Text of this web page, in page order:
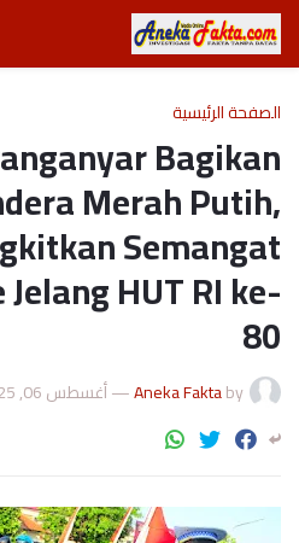
الصفحة الرئيسية
Bagikan
Merah Putih,
Semangat
HUT RI ke-
80
by
Aneka Fakta
—أغسطس 06, 2025